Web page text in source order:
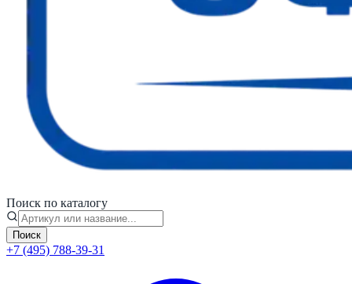
Поиск по каталогу
Поиск
+7 (495) 788-39-31